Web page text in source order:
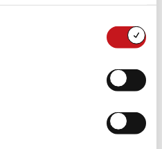
10.2.2024) ajan
iso näyttö.
niin yrittäjä,
Yritykset: video
ja muut: video 75 € ja kuva